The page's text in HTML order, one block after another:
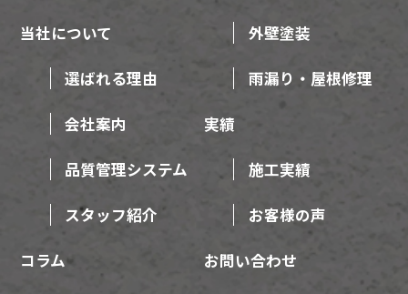
当社について
選ばれる理由
会社案内
品質管理システム
スタッフ紹介
外壁塗装
雨漏り・屋根修理
実績
施工実績
お客様の声
コラム お問い合わせ